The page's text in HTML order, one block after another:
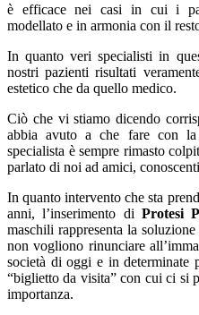
è efficace nei casi in cui i
modellato e in armonia con il
In quanto veri specialisti in
nostri pazienti risultati
estetico che da quello medico.
Ciò che vi stiamo dicendo
abbia avuto a che fare con
specialista è sempre rimasto
parlato di noi ad amici,
In quanto intervento che sta
anni, l’inserimento di Protesi
maschili rappresenta la
non vogliono rinunciare
società di oggi e in determinate
“biglietto da visita” con cui ci si
importanza.